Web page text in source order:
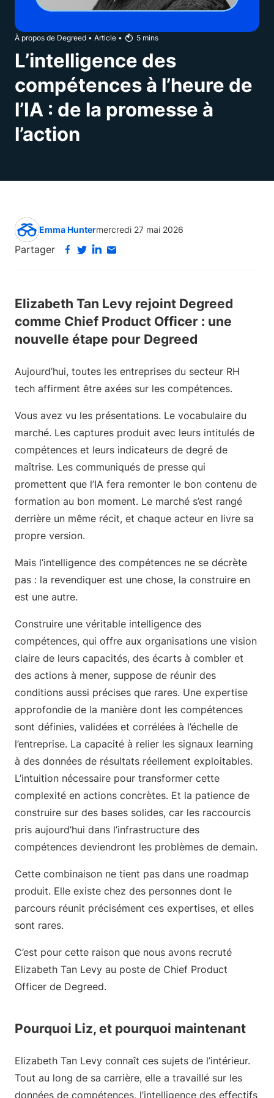
À propos de Degreed • Article • 5 mins
L’intelligence des
compétences à l’heure de
l’IA : de la promesse à
l’action
Emma Huntermercredi 27 mai 2026
Partager
Elizabeth Tan Levy rejoint Degreed
comme Chief Product Officer : une
nouvelle étape pour Degreed
Aujourd’hui, toutes les entreprises du secteur RH
tech affirment être axées sur les compétences.
Vous avez vu les présentations. Le vocabulaire du
marché. Les captures produit avec leurs intitulés de
compétences et leurs indicateurs de degré de
maîtrise. Les communiqués de presse qui
promettent que l’IA fera remonter le bon contenu de
formation au bon moment. Le marché s’est rangé
derrière un même récit, et chaque acteur en livre sa
propre version.
Mais l’intelligence des compétences ne se décrète
pas : la revendiquer est une chose, la construire en
est une autre.
Construire une véritable intelligence des
compétences, qui offre aux organisations une vision
claire de leurs capacités, des écarts à combler et
des actions à mener, suppose de réunir des
conditions aussi précises que rares. Une expertise
approfondie de la manière dont les compétences
sont définies, validées et corrélées à l’échelle de
l’entreprise. La capacité à relier les signaux learning
à des données de résultats réellement exploitables.
L’intuition nécessaire pour transformer cette
complexité en actions concrètes. Et la patience de
construire sur des bases solides, car les raccourcis
pris aujourd’hui dans l’infrastructure des
compétences deviendront les problèmes de demain.
Cette combinaison ne tient pas dans une roadmap
produit. Elle existe chez des personnes dont le
parcours réunit précisément ces expertises, et elles
sont rares.
C’est pour cette raison que nous avons recruté
Elizabeth Tan Levy au poste de Chief Product
Officer de Degreed.
Pourquoi Liz, et pourquoi maintenant
Elizabeth Tan Levy connaît ces sujets de l’intérieur.
Tout au long de sa carrière, elle a travaillé sur les
données de compétences, l’intelligence des effectifs